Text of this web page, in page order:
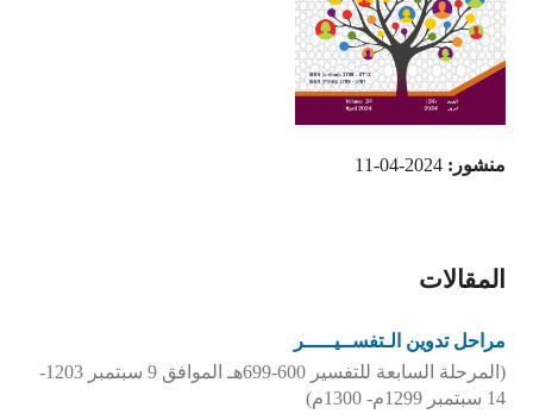
منشور: 2024-04-11
المقالات
مراحل تدوين الـتفســيـــــر
(المرحلة السابعة للتفسير 600-699هـ الموافق 9 سبتمبر 1203-
14 سبتمبر 1299م- 1300م)